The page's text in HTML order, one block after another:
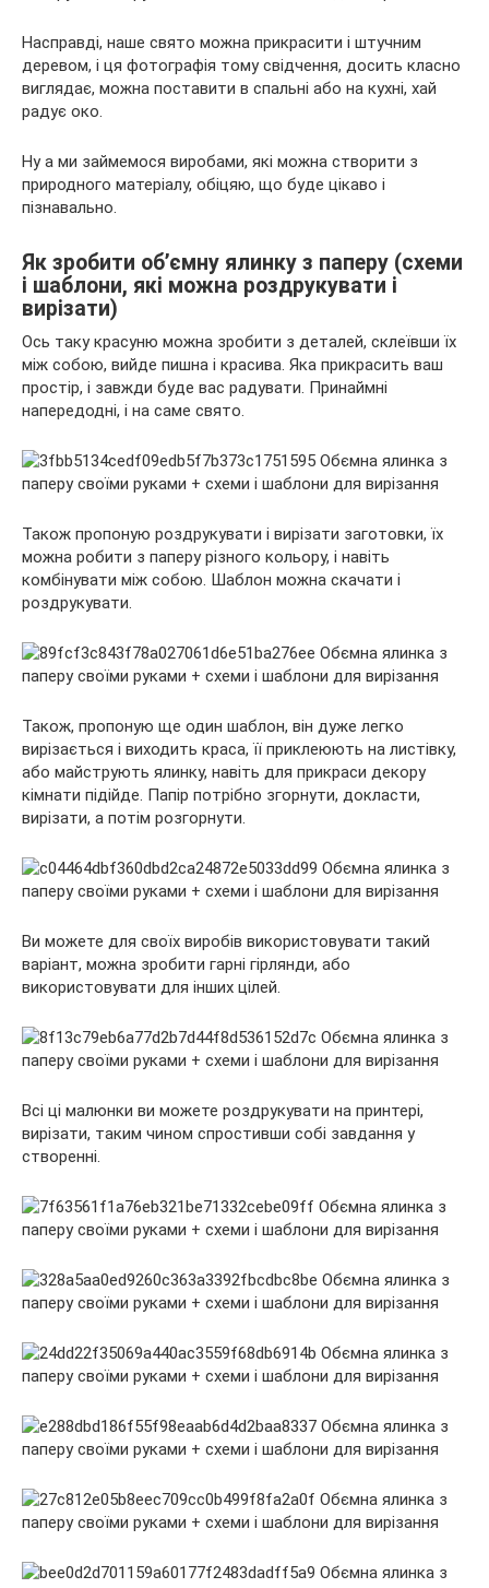
Насправді, наше свято можна прикрасити і штучним
деревом, і ця фотографія тому свідчення, досить класно
виглядає, можна поставити в спальні або на кухні, хай
радує око.
Ну а ми займемося виробами, які можна створити з
природного матеріалу, обіцяю, що буде цікаво і
пізнавально.
Як зробити об’ємну ялинку з паперу (схеми
і шаблони, які можна роздрукувати і
вирізати)
Ось таку красуню можна зробити з деталей, склеївши їх
між собою, вийде пишна і красива. Яка прикрасить ваш
простір, і завжди буде вас радувати. Принаймні
напередодні, і на саме свято.
Також пропоную роздрукувати і вирізати заготовки, їх
можна робити з паперу різного кольору, і навіть
комбінувати між собою. Шаблон можна скачати і
роздрукувати.
Також, пропоную ще один шаблон, він дуже легко
вирізається і виходить краса, її приклеюють на листівку,
або майструють ялинку, навіть для прикраси декору
кімнати підійде. Папір потрібно згорнути, докласти,
вирізати, а потім розгорнути.
Ви можете для своїх виробів використовувати такий
варіант, можна зробити гарні гірлянди, або
використовувати для інших цілей.
Всі ці малюнки ви можете роздрукувати на принтері,
вирізати, таким чином спростивши собі завдання у
створенні.